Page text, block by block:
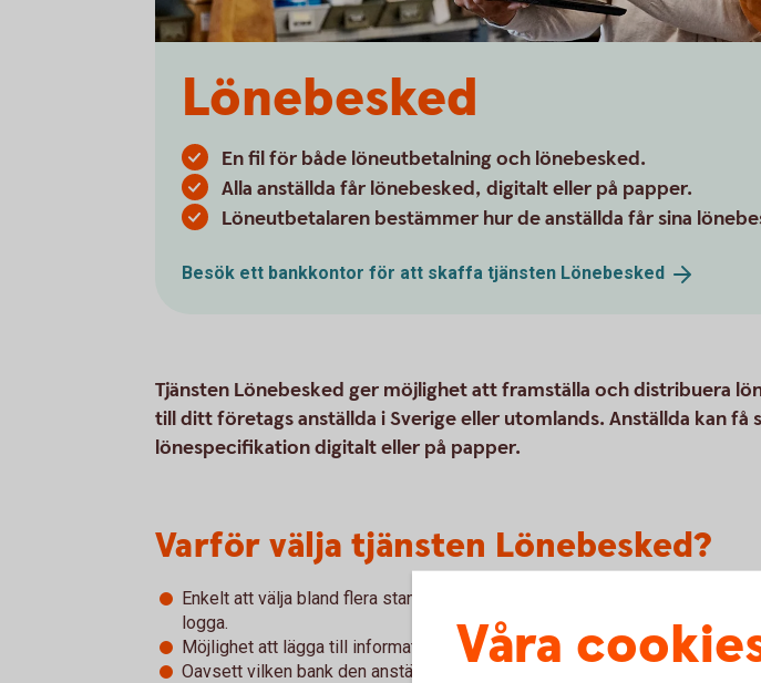
Lönebesked
En fil för både löneutbetalning och lönebesked.
Alla anställda får lönebesked, digitalt eller på papper.
Löneutbetalaren bestämmer hur de anställda får sina
Besök ett bankkontor för att skaffa tjänsten Lönebesked
Tjänsten Lönebesked ger möjlighet att framställa och distribuera
till ditt företags anställda i Sverige eller utomlands. Anställda kan få
lönespecifikation digitalt eller på papper.
Varför välja tjänsten Lönebesked?
Enkelt att välja bland flera standardmallar på Lönebesked som inkluderar
logga.
Möjlighet att lägga till information till mottagarna.
Oavsett vilken bank den anställde har sitt lönekonto så får den tillgång till
Våra